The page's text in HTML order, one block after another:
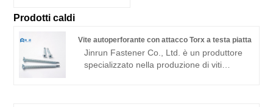
Prodotti caldi
Vite autoperforante con attacco Torx a testa piatta
Jinrun Fastener Co., Ltd. è un produttore
specializzato nella produzione di viti